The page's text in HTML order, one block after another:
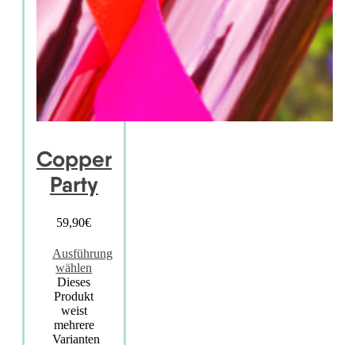
Copper
Party
59,90€
Ausführung
wählen
Dieses
Produkt
weist
mehrere
Varianten